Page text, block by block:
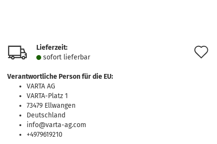
Lieferzeit:
sofort lie­fer­bar
Verantwortliche Person für die EU:
VARTA AG
VARTA-Platz 1
73479 Ellwangen
Deutschland
info@varta-ag.com
+4979619210